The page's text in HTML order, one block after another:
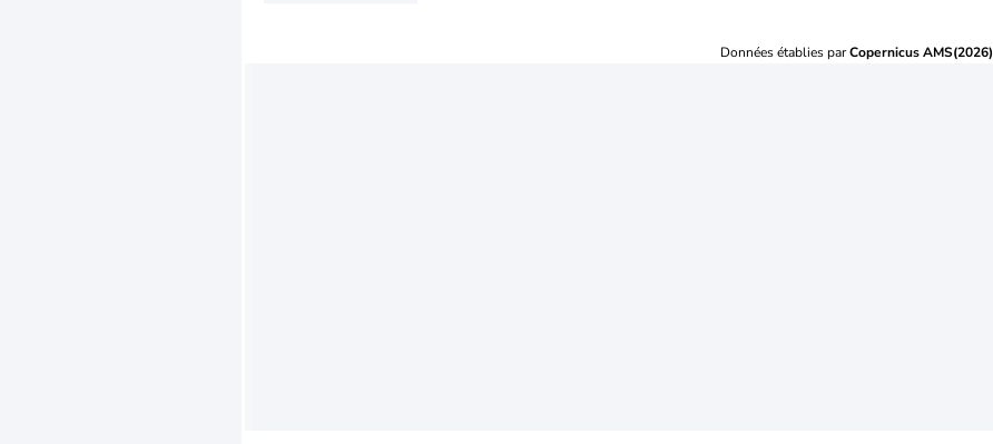
Données établies parCopernicus AMS(2026)